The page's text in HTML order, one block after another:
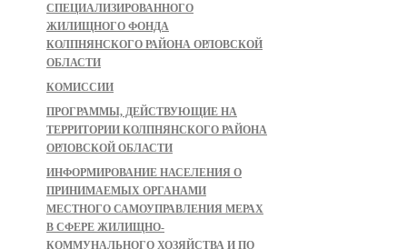
СПЕЦИАЛИЗИРОВАННОГО
ЖИЛИЩНОГО ФОНДА
КОЛПНЯНСКОГО РАЙОНА ОРЛОВСКОЙ
ОБЛАСТИ
КОМИССИИ
ПРОГРАММЫ, ДЕЙСТВУЮЩИЕ НА
ТЕРРИТОРИИ КОЛПНЯНСКОГО РАЙОНА
ОРЛОВСКОЙ ОБЛАСТИ
ИНФОРМИРОВАНИЕ НАСЕЛЕНИЯ О
ПРИНИМАЕМЫХ ОРГАНАМИ
МЕСТНОГО САМОУПРАВЛЕНИЯ МЕРАХ
В СФЕРЕ ЖИЛИЩНО-
КОММУНАЛЬНОГО ХОЗЯЙСТВА И ПО